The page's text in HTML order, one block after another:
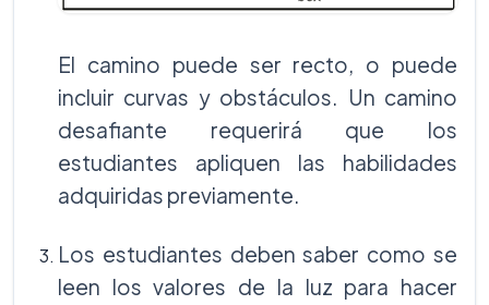
El camino puede ser recto, o puede
incluir curvas y obstáculos. Un camino
desafiante requerirá que los
estudiantes apliquen las habilidades
adquiridas previamente.
Los estudiantes deben saber como se
leen los valores de la luz para hacer